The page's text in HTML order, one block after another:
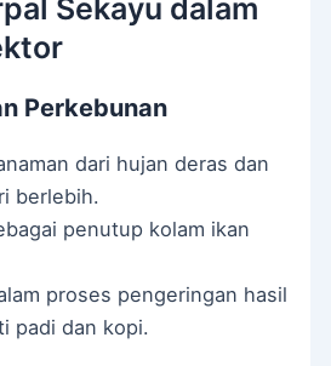
Sekayu dalam
Perkebunan
dari hujan deras dan
berlebih.
penutup kolam ikan
proses pengeringan hasil
padi dan kopi.